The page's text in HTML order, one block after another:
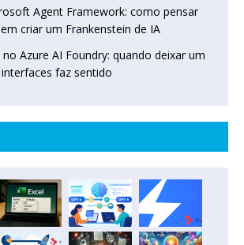
Agent Framework: como pensar
criar um Frankenstein de IA
Azure AI Foundry: quando deixar um
faz sentido